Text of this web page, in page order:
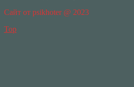
Сайт от psikhoter @ 2023
Top